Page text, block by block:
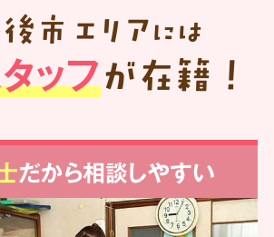
市 エリア には
ッフが在籍！
だから相談しやすい